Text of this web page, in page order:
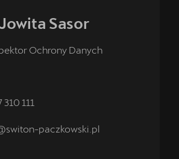
Sasor
Ochrony Danych
310 111
paczkowski.pl